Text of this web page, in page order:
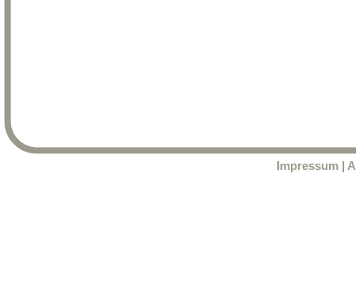
Impressum|